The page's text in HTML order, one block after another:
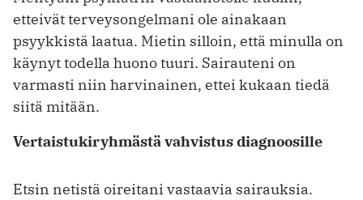
etteivät terveysongelmani ole ainakaan
psyykkistä laatua. Mietin silloin, että minulla on
käynyt todella huono tuuri. Sairauteni on
varmasti niin harvinainen, ettei kukaan tiedä
siitä mitään.
Vertaistukiryhmästä vahvistus diagnoosille
Etsin netistä oireitani vastaavia sai­rauksia.